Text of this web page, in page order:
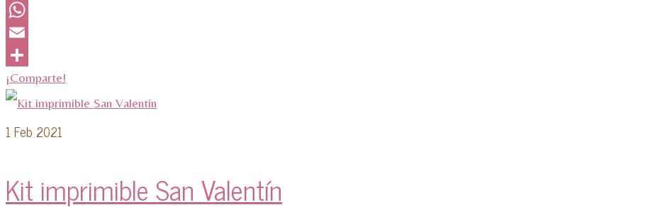
Twitter
WhatsApp
Email
¡Comparte!
1 Feb 2021
Kit imprimible San Valentín